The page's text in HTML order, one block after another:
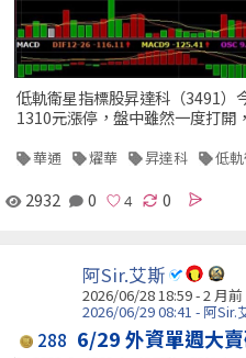
低軌衛星指標股昇達科（3491）
1310元漲停，盤中雖然一度打開
華通 燿華 昇達科 低
2932 0 0
阿Sir.艾斯
2026/06/28 18:59 - 2 月前
2026/06/29 08:41 - 阿Sir.
288 6/29 外資單週大